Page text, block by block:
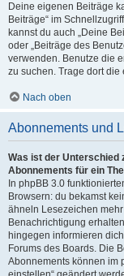
Deine eigenen Beiträge
Beiträge“ im
kannst du auch „Deine
oder „Beiträge des
verwenden. Benutze die
zu suchen. Trage dort
Nach oben
Abonnements und
Was ist der Unterschied
Abonnements für ein
In phpBB 3.0
Browsern: du bekamst
ähneln Lesezeichen
Benachrichtigung
hingegen informieren
Forums des Boards. Die
Abonnements können im